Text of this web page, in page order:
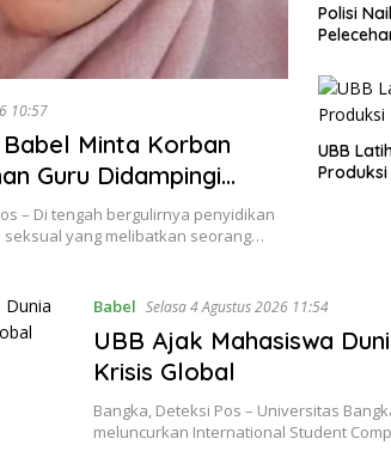
10:57
Minta Korban
Guru Didampingi
– Di tengah bergulirnya penyidikan
yang melibatkan seorang…
Polisi
UBB
Babel Selasa 4 Agustus 2026 11:54
UBB Ajak Mahasiswa
Krisis Global
Bangka, Deteksi Pos – Universitas
meluncurkan International Student